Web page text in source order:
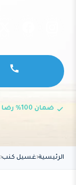
ضمان 100% رضا العميل
الرئيسية غسيل كنب